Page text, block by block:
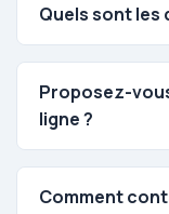
Quels sont les
Proposez-
ligne ?
Comment